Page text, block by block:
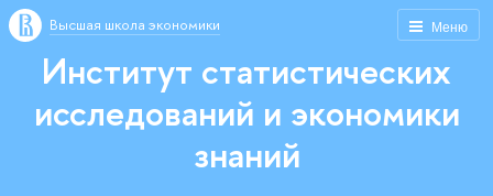
Меню
Высшая школа экономики
Институт статистических
исследований и экономики
знаний